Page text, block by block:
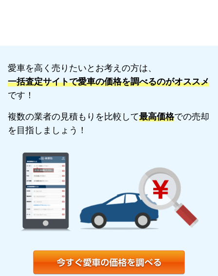
愛車を高く売りたいとお考えの方は、
一括査定サイトで愛車の価格を調べるのがオススメ
です！
複数の業者の見積もりを比較して最高価格での売却
を目指しましょう！